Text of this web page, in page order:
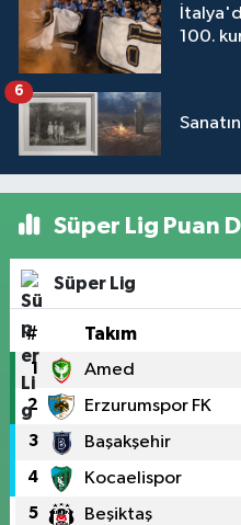
100.
6
Süper Lig Puan
Süper Lig
# Takım
1 Amed
2 Erzurumspor FK
3 Başakşehir
4 Kocaelispor
5 Beşiktaş